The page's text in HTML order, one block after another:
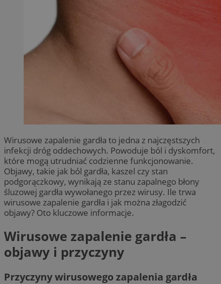
Wirusowe zapalenie gardła to jedna z najczęstszych
infekcji dróg oddechowych. Powoduje ból i dyskomfort,
które mogą utrudniać codzienne funkcjonowanie.
Objawy, takie jak ból gardła, kaszel czy stan
podgorączkowy, wynikają ze stanu zapalnego błony
śluzowej gardła wywołanego przez wirusy. Ile trwa
wirusowe zapalenie gardła i jak można złagodzić
objawy? Oto kluczowe informacje.
Wirusowe zapalenie gardła –
objawy i przyczyny
Przyczyny wirusowego zapalenia gardła